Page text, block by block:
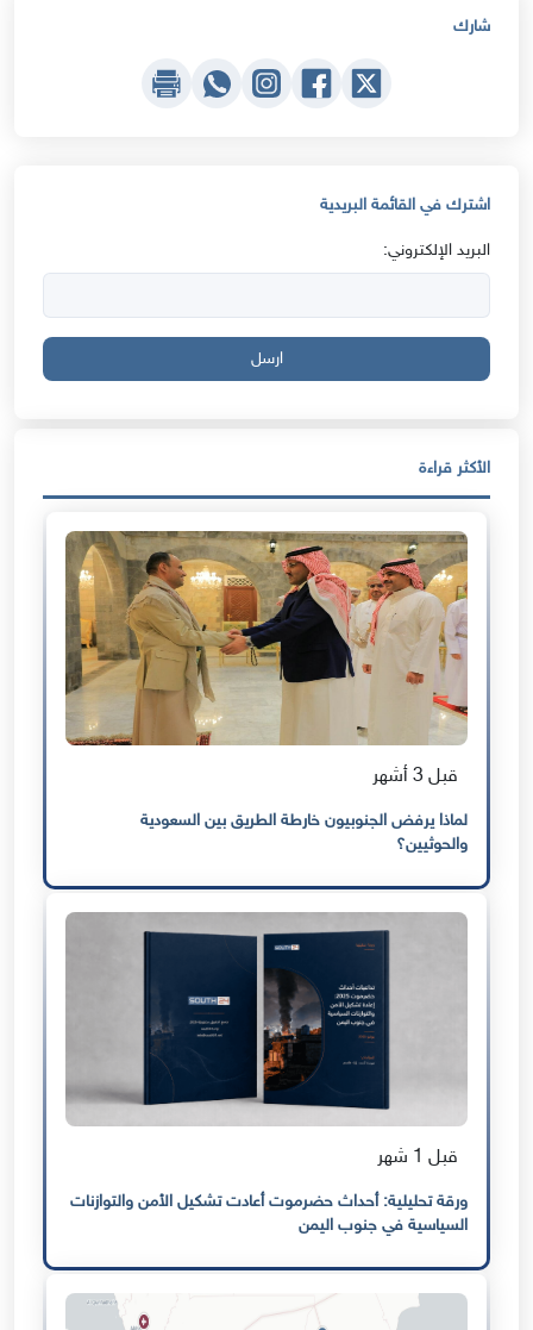
شارك
اشترك في القائمة البريدية
البريد الإلكتروني:
ارسل
الأكثر قراءة
قبل 3 أشهر
لماذا يرفض الجنوبيون خارطة الطريق بين السعودية
والحوثيين؟
قبل 1 شهر
ورقة تحليلية: أحداث حضرموت أعادت تشكيل الأمن والتوازنات
السياسية في جنوب اليمن